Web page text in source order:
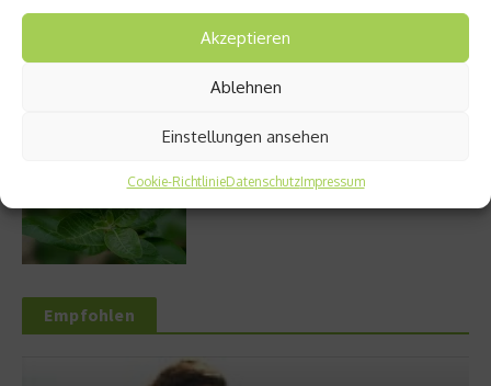
Akzeptieren
Ablehnen
Einstellungen ansehen
Cookie-RichtlinieDatenschutzImpressum
Stuhlgang – wie oft ist eigentlich normal?
Empfohlen